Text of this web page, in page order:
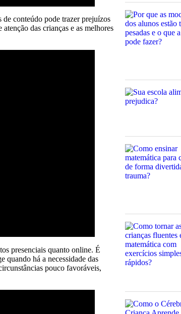
de conteúdo pode trazer prejuízos
das crianças e as melhores
presenciais quanto online. É
quando há a necessidade das
pouco favoráveis,